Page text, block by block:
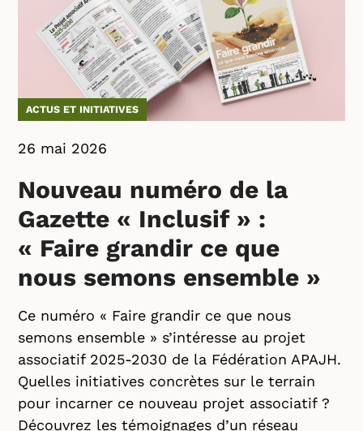
ACTUS ET INITIATIVES
26 mai 2026
Nouveau numéro de la
Gazette « Inclusif » :
« Faire grandir ce que
nous semons ensemble »
Ce numéro « Faire grandir ce que nous
semons ensemble » s’intéresse au projet
associatif 2025-2030 de la Fédération APAJH.
Quelles initiatives concrètes sur le terrain
pour incarner ce nouveau projet associatif ?
Découvrez les témoignages d’un réseau